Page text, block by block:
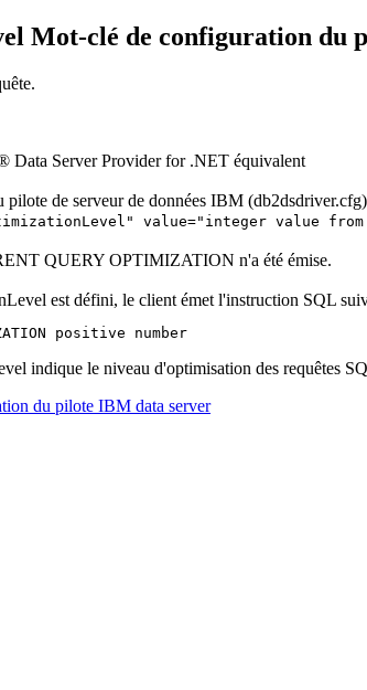
Mot-clé de configuration du
Data Server Provider for .NET équivalent
de serveur de données IBM (db2dsdriver.cfg)
value=" integer value
QUERY OPTIMIZATION n'a été émise.
est défini, le client émet l'instruction SQL
positive number
indique le niveau d'optimisation des requêtes
du pilote IBM data server